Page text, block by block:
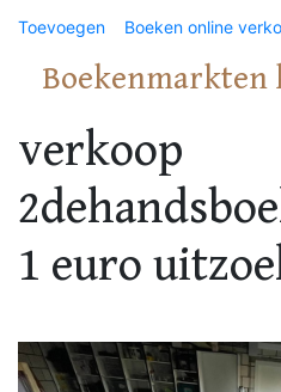
Toevoegen Boeken online
Boekenmarkten
verkoop
1 euro